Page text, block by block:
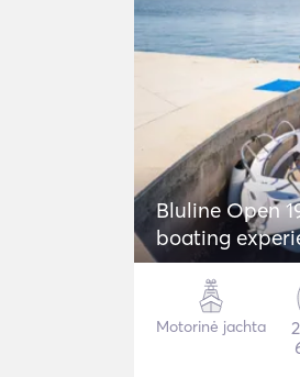
Bluline Open
boating
Motorinė jachta